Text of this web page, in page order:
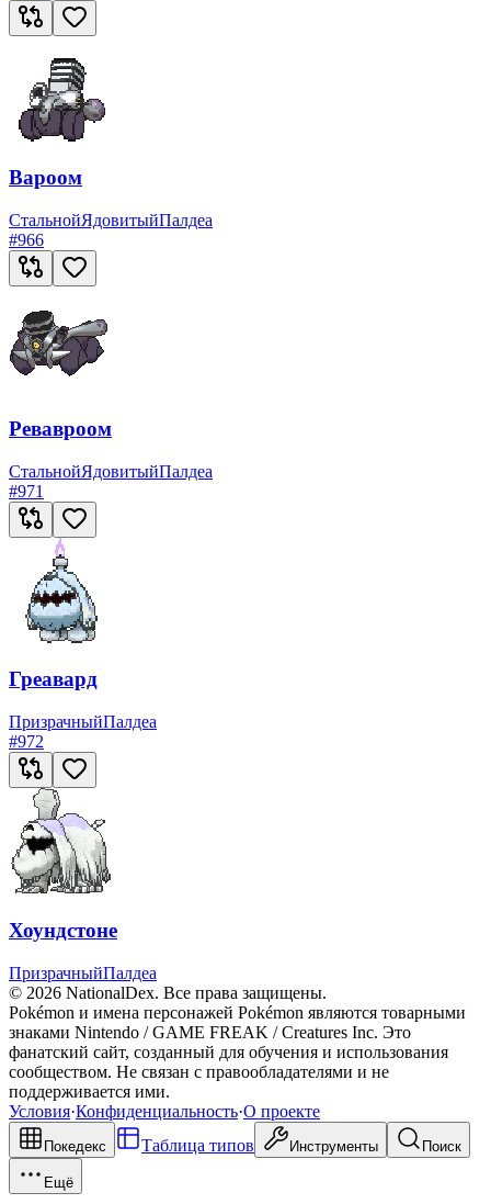
Вароом
СтальнойЯдовитыйПалдеа
#966
Ревавроом
СтальнойЯдовитыйПалдеа
#971
Греавард
ПризрачныйПалдеа
#972
Хоундстоне
ПризрачныйПалдеа
© 2026 NationalDex. Все права защищены.
Pokémon и имена персонажей Pokémon являются товарными
знаками Nintendo / GAME FREAK / Creatures Inc. Это
фанатский сайт, созданный для обучения и использования
сообществом. Не связан с правообладателями и не
поддерживается ими.
Условия·Конфиденциальность·О проекте
Покедекс Таблица типов Инструменты Поиск
Ещё